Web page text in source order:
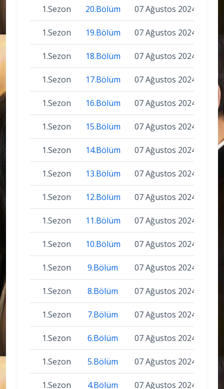
1.Sezon 20.Bölüm 07 Ağustos 2024
1.Sezon 19.Bölüm 07 Ağustos 2024
1.Sezon 18.Bölüm 07 Ağustos 2024
1.Sezon 17.Bölüm 07 Ağustos 2024
1.Sezon 16.Bölüm 07 Ağustos 2024
1.Sezon 15.Bölüm 07 Ağustos 2024
1.Sezon 14.Bölüm 07 Ağustos 2024
1.Sezon 13.Bölüm 07 Ağustos 2024
1.Sezon 12.Bölüm 07 Ağustos 2024
1.Sezon 11.Bölüm 07 Ağustos 2024
1.Sezon 10.Bölüm 07 Ağustos 2024
1.Sezon 9.Bölüm 07 Ağustos 2024
1.Sezon 8.Bölüm 07 Ağustos 2024
1.Sezon 7.Bölüm 07 Ağustos 2024
1.Sezon 6.Bölüm 07 Ağustos 2024
1.Sezon 5.Bölüm 07 Ağustos 2024
1.Sezon 4.Bölüm 07 Ağustos 2024